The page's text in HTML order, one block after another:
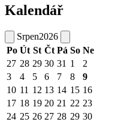
Kalendář
Srpen2026
Po Út St Čt Pá So Ne
27 28 29 30 31 1
2
3
4 5 6 7 8
9
10 11 12 13 14 15 16
17 18 19 20 21 22 23
24 25 26 27 28 29 30